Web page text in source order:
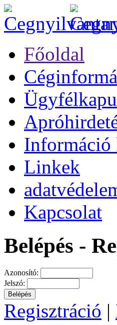
Főoldal
Ügyfélkapu
Információ
Linkek
Kapcsolat
Belépés -
Azonosító:
Jelszó:
Regisztráció |